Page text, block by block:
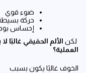
ضوء قوي
حركة
إحساس
لكن الألم الحقيقي غالبًا
العملية؟
الخوف غالبًا يكون بسبب